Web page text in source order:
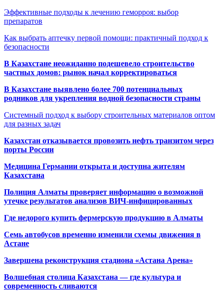
Эффективные подходы к лечению геморроя: выбор
препаратов
Как выбрать аптечку первой помощи: практичный подход к
безопасности
В Казахстане неожиданно подешевело строительство
частных домов: рынок начал корректироваться
В Казахстане выявлено более 700 потенциальных
родников для укрепления водной безопасности страны
Системный подход к выбору строительных материалов оптом
для разных задач
Казахстан отказывается провозить нефть транзитом через
порты России
Медицина Германии открыта и доступна жителям
Казахстана
Полиция Алматы проверяет информацию о возможной
утечке результатов анализов ВИЧ-инфицированных
Где недорого купить фермерскую продукцию в Алматы
Семь автобусов временно изменили схемы движения в
Астане
Завершена реконструкция стадиона «Астана Арена»
Волшебная столица Казахстана — где культура и
современность сливаются